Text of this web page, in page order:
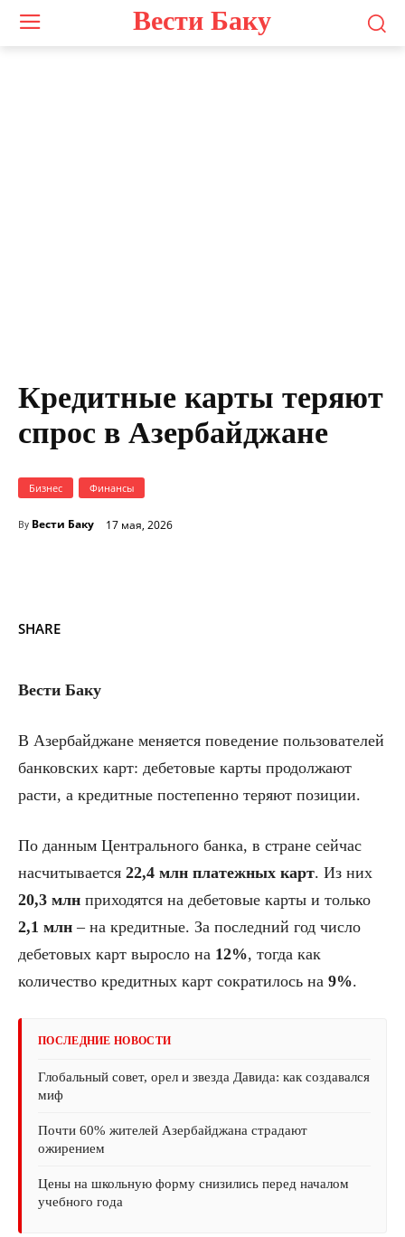
Вести Баку
Кредитные карты теряют
спрос в Азербайджане
Бизнес Финансы
By Вести Баку 17 мая, 2026
SHARE
Вести Баку
В Азербайджане меняется поведение пользователей
банковских карт: дебетовые карты продолжают
расти, а кредитные постепенно теряют позиции.
По данным Центрального банка, в стране сейчас
насчитывается 22,4 млн платежных карт. Из них
20,3 млн приходятся на дебетовые карты и только
2,1 млн – на кредитные. За последний год число
дебетовых карт выросло на 12%, тогда как
количество кредитных карт сократилось на 9%.
ПОСЛЕДНИЕ НОВОСТИ
Глобальный совет, орел и звезда Давида: как создавался
миф
Почти 60% жителей Азербайджана страдают
ожирением
Цены на школьную форму снизились перед началом
учебного года